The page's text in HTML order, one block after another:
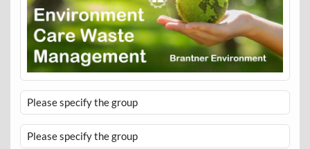
Please specify the group
Please specify the group